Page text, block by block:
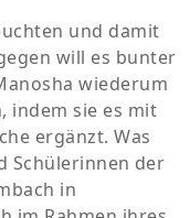
und damit
will es bunter
wiederum
indem sie es mit
ergänzt. Was
Schülerinnen der
in